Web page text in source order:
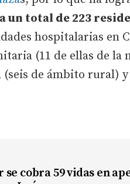
un total de 223
hospitalarias en
(11 de ellas de la
de ámbito rural) y
se cobra 59 vidas en